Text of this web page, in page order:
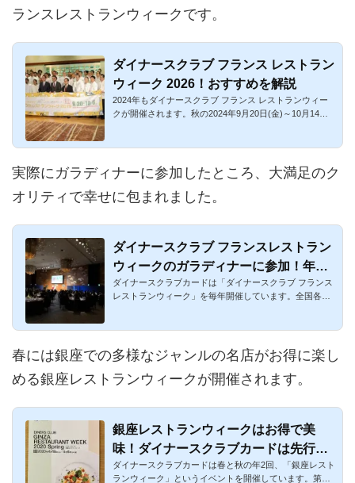
ランスレストランウィークです。
ダイナースクラブ フランス レストラン
ウィーク 2026！おすすめを解説
2024年もダイナースクラブ フランス レストランウィー
クが開催されます。秋の2024年9月20日(金)～10月14日
実際にガラディナーに参加したところ、大満足のク
オリティで幸せに包まれました。
ダイナースクラブ フランスレストラン
ウィークのガラディナーに参加！年会
費の約40％を取り戻せる！
ダイナースクラブカードは「ダイナースクラブ フランス
レストランウィーク」を毎年開催しています。全国各地
春には銀座での多様なジャンルの名店がお得に楽し
める銀座レストランウィークが開催されます。
銀座レストランウィークはお得で美
味！ダイナースクラブカードは先行予
約可能
ダイナースクラブカードは春と秋の年2回、「銀座レスト
ランウィーク」というイベントを開催しています。第一